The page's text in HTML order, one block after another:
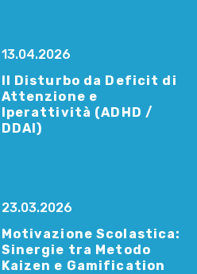
13.04.2026
Il Disturbo da Deficit di
Attenzione e
Iperattività (ADHD /
DDAI)
23.03.2026
Motivazione Scolastica:
Sinergie tra Metodo
Kaizen e Gamification